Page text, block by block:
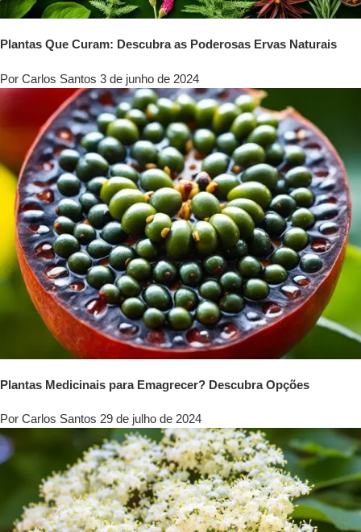
Plantas Que Curam: Descubra as Poderosas Ervas Naturais
Por Carlos Santos 3 de junho de 2024
Plantas Medicinais para Emagrecer? Descubra Opções
Por Carlos Santos 29 de julho de 2024